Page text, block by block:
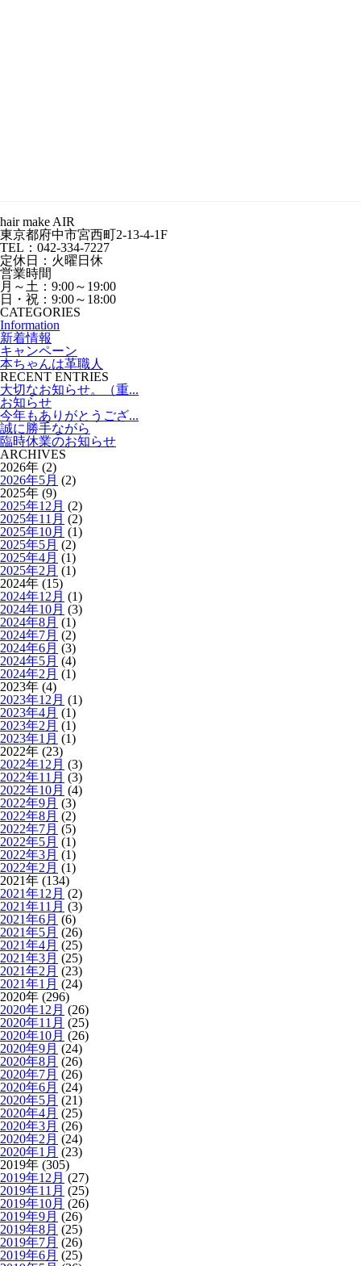
hair make AIR
東京都府中市宮西町2-13-4-1F
TEL：042-334-7227
定休日：火曜日休
営業時間
月～土：9:00～19:00
日・祝：9:00～18:00
CATEGORIES
Information
新着情報
キャンペーン
本ちゃんは革職人
RECENT ENTRIES
大切なお知らせ。（重...
お知らせ
今年もありがとうござ...
誠に勝手ながら
臨時休業のお知らせ
ARCHIVES
2026年 (2)
2026年5月 (2)
2025年 (9)
2025年12月 (2)
2025年11月 (2)
2025年10月 (1)
2025年5月 (2)
2025年4月 (1)
2025年2月 (1)
2024年 (15)
2024年12月 (1)
2024年10月 (3)
2024年8月 (1)
2024年7月 (2)
2024年6月 (3)
2024年5月 (4)
2024年2月 (1)
2023年 (4)
2023年12月 (1)
2023年4月 (1)
2023年2月 (1)
2023年1月 (1)
2022年 (23)
2022年12月 (3)
2022年11月 (3)
2022年10月 (4)
2022年9月 (3)
2022年8月 (2)
2022年7月 (5)
2022年5月 (1)
2022年3月 (1)
2022年2月 (1)
2021年 (134)
2021年12月 (2)
2021年11月 (3)
2021年6月 (6)
2021年5月 (26)
2021年4月 (25)
2021年3月 (25)
2021年2月 (23)
2021年1月 (24)
2020年 (296)
2020年12月 (26)
2020年11月 (25)
2020年10月 (26)
2020年9月 (24)
2020年8月 (26)
2020年7月 (26)
2020年6月 (24)
2020年5月 (21)
2020年4月 (25)
2020年3月 (26)
2020年2月 (24)
2020年1月 (23)
2019年 (305)
2019年12月 (27)
2019年11月 (25)
2019年10月 (26)
2019年9月 (26)
2019年8月 (25)
2019年7月 (26)
2019年6月 (25)